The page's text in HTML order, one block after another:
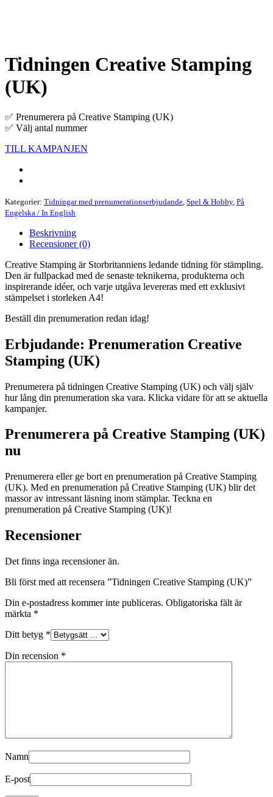
Tidningen Creative Stamping
(UK)
✅ Prenumerera på Creative Stamping (UK)
✅ Välj antal nummer
TILL KAMPANJEN
Kategorier: Tidningar med prenumerationserbjudande Spel & Hobby, På
Engelska / In English
Beskrivning
Recensioner (0)
Creative Stamping är Storbritanniens ledande tidning för stämpling.
Den är fullpackad med de senaste teknikerna, produkterna och
inspirerande idéer, och varje utgåva levereras med ett exklusivt
stämpelset i storleken A4!
Beställ din prenumeration redan idag!
Erbjudande: Prenumeration Creative
Stamping (UK)
Prenumerera på tidningen Creative Stamping (UK) och välj själv
hur lång din prenumeration ska vara. Klicka vidare för att se aktuella
kampanjer.
Prenumerera på Creative Stamping (UK)
nu
Prenumerera eller ge bort en prenumeration på Creative Stamping
(UK). Med en prenumeration på Creative Stamping (UK) blir det
massor av intressant läsning inom stämplar. Teckna en
prenumeration på Creative Stamping (UK)!
Recensioner
Det finns inga recensioner än.
Bli först med att recensera ”Tidningen Creative Stamping (UK)”
Din e-postadress kommer inte publiceras. Obligatoriska fält är
märkta *
Ditt betyg *
Din recension *
Namn
E-post